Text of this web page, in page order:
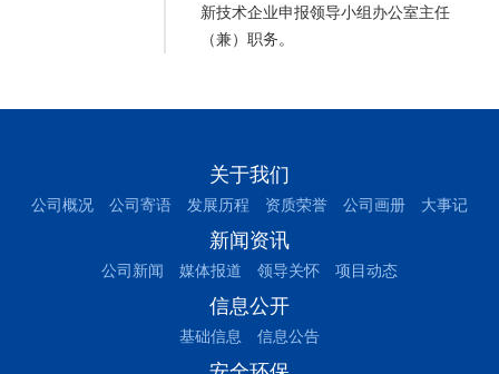
新技术企业申报领导小组办公室主任
（兼）职务。
关于我们
公司概况 公司寄语 发展历程 资质荣誉 公司画册 大事记
新闻资讯
公司新闻 媒体报道 领导关怀 项目动态
信息公开
基础信息 信息公告